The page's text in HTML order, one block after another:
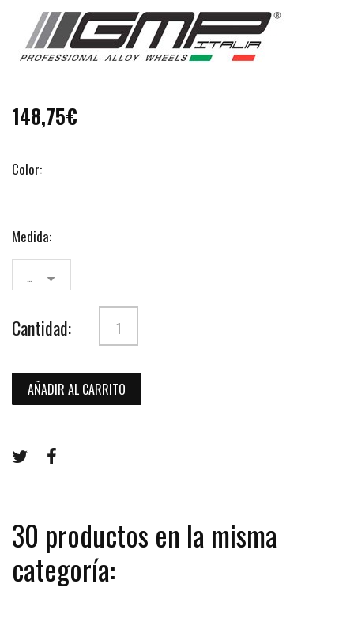
148,75€
Color:
Medida:
Cantidad:
AÑADIR AL CARRITO
30 productos en la misma
categoría: